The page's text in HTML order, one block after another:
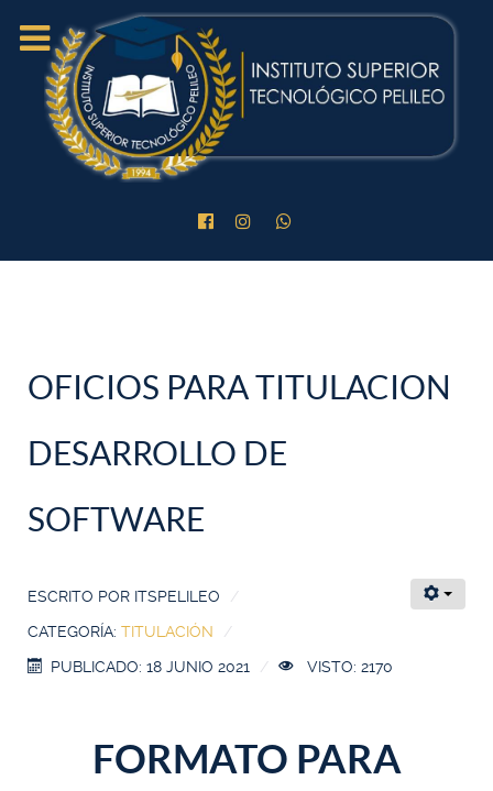
OFICIOS PARA TITULACION
DESARROLLO DE
SOFTWARE
ESCRITO POR ITSPELILEO
CATEGORÍA: TITULACIÓN
PUBLICADO: 18 JUNIO 2021
VISTO: 2170
FORMATO PARA